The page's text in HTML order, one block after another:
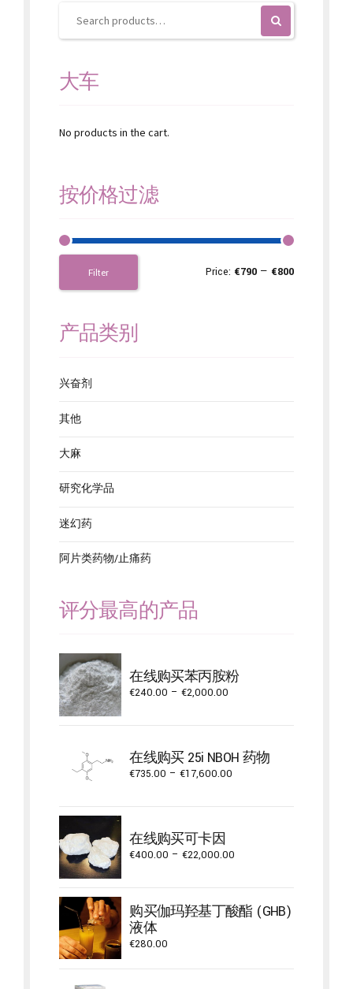
大车
No products in the cart.
按价格过滤
Filter Price: €790 — €800
产品类别
兴奋剂
其他
大麻
研究化学品
迷幻药
阿片类药物/止痛药
评分最高的产品
在线购买苯丙胺粉
€240.00 – €2,000.00
€2,000.00
在线购买 25i NBOH 药物
€735.00 – €17,600.00
在线购买可卡因
€400.00 – €22,000.00
through
€22,000.00
购买伽玛羟基丁酸酯 (GHB)
液体
€280.00